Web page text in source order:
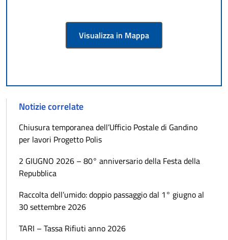
Visualizza in Mappa
Notizie correlate
Chiusura temporanea dell’Ufficio Postale di Gandino
per lavori Progetto Polis
2 GIUGNO 2026 – 80° anniversario della Festa della
Repubblica
Raccolta dell’umido: doppio passaggio dal 1° giugno al
30 settembre 2026
TARI – Tassa Rifiuti anno 2026